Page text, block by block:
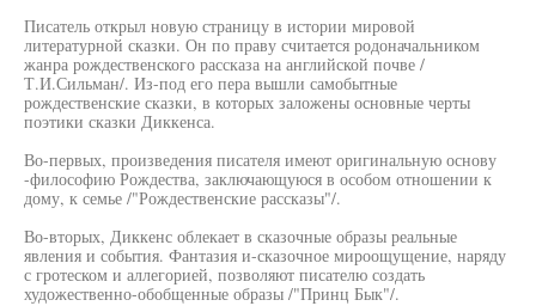
Писатель открыл новую страницу в истории мировой
литературной сказки. Он по праву считается родоначальником
жанра рождественского рассказа на английской почве /
Т.И.Сильман/. Из-под его пера вышли самобытные
рождественские сказки, в которых заложены основные черты
поэтики сказки Диккенса.
Во-первых, произведения писателя имеют оригинальную основу
-философию Рождества, заключающуюся в особом отношении к
дому, к семье /"Рождественские рассказы"/.
Во-вторых, Диккенс облекает в сказочные образы реальные
явления и события. Фантазия и-сказочное мироощущение, наряду
с гротеском и аллегорией, позволяют писателю создать
художественно-обобщенные образы /"Принц Бык"/.